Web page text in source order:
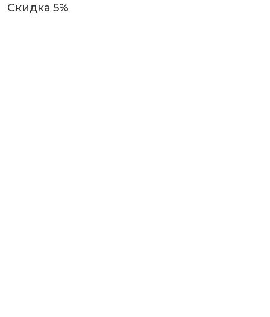
Скидка 5%